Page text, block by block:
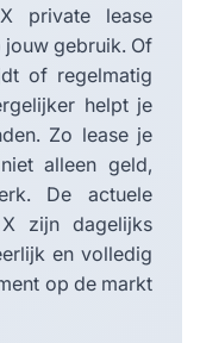
private lease
jouw gebruik. Of
of regelmatig
helpt je
Zo lease je
alleen geld,
De actuele
zijn dagelijks
en volledig
op de markt